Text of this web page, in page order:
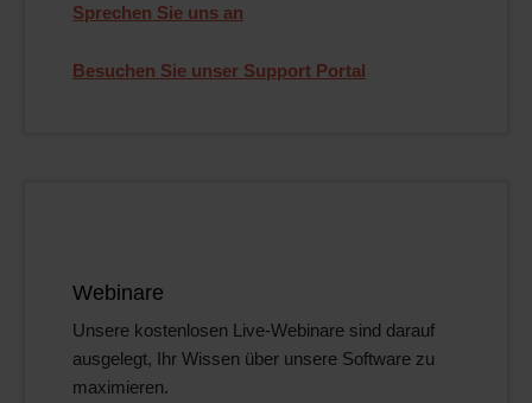
Sprechen Sie uns an
Besuchen Sie unser Support Portal
Webinare
Unsere kostenlosen Live-Webinare sind darauf
ausgelegt, Ihr Wissen über unsere Software zu
maximieren.